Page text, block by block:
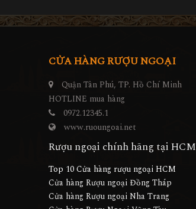
CỬA HÀNG RƯỢU NGOẠI
Quận Tân Phú, TP. Hồ Chí Minh
HOTLINE mua hàng
0972.12345.1
www.ruoungoai.net
Rượu ngoại chính hãng tại HCM
Top 10 Cửa hàng rượu ngoại HCM
Cửa hàng Rượu ngoại Đồng Tháp
Cửa hàng Rượu ngoại Nha Trang